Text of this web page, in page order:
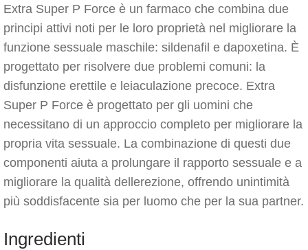
Extra Super P Force è un farmaco che combina due
principi attivi noti per le loro proprietà nel migliorare la
funzione sessuale maschile: sildenafil e dapoxetina. È
progettato per risolvere due problemi comuni: la
disfunzione erettile e leiaculazione precoce. Extra
Super P Force è progettato per gli uomini che
necessitano di un approccio completo per migliorare la
propria vita sessuale. La combinazione di questi due
componenti aiuta a prolungare il rapporto sessuale e a
migliorare la qualità dellerezione, offrendo unintimità
più soddisfacente sia per luomo che per la sua partner.
Ingredienti